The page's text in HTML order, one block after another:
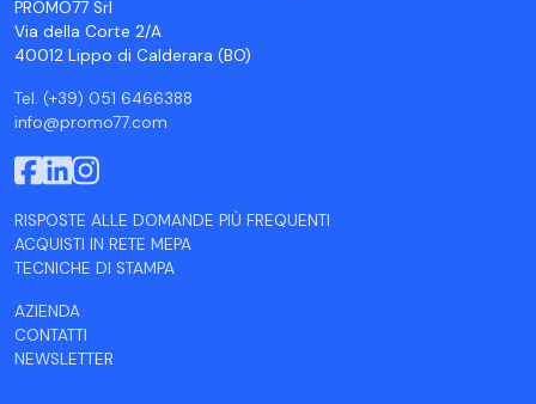
PROMO77 Srl
Via della Corte 2/A
40012 Lippo di Calderara (BO)
Tel. (+39) 051 6466388
info@promo77.com
RISPOSTE ALLE DOMANDE PIÙ FREQUENTI
ACQUISTI IN RETE MEPA
TECNICHE DI STAMPA
AZIENDA
CONTATTI
NEWSLETTER